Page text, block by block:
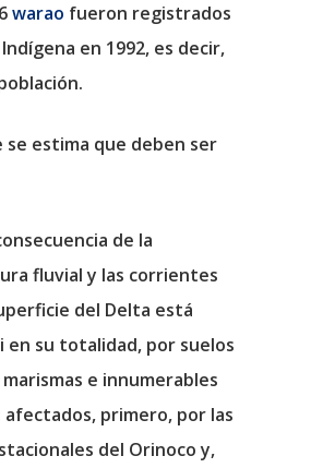
warao fueron registrados
en 1992, es decir,
estima que deben ser
de la
fluvial y las corrientes
del Delta está
en su totalidad, por suelos
e innumerables
afectados, primero, por las
del Orinoco y,